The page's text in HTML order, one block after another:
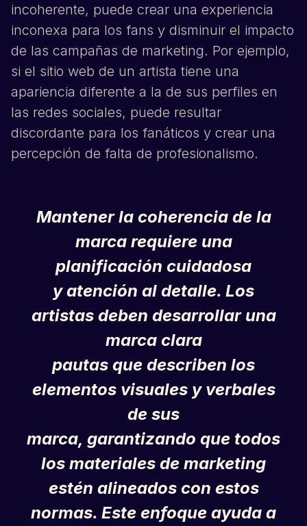
incoherente, puede crear una experiencia
inconexa para los fans y disminuir el impacto
de las campañas de marketing. Por ejemplo,
si el sitio web de un artista tiene una
apariencia diferente a la de sus perfiles en
las redes sociales, puede resultar
discordante para los fanáticos y crear una
percepción de falta de profesionalismo.
Mantener la coherencia de la
marca requiere una
planificación cuidadosa
y atención al detalle. Los
artistas deben desarrollar una
marca clara
pautas que describen los
elementos visuales y verbales
de sus
marca, garantizando que todos
los materiales de marketing
estén alineados con estos
normas. Este enfoque ayuda a